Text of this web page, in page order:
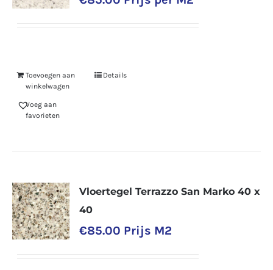
Toevoegen aan
winkelwagen
Details
Voeg aan
favorieten
Vloertegel Terrazzo San Marko 40 x
40
€85.00 Prijs M2